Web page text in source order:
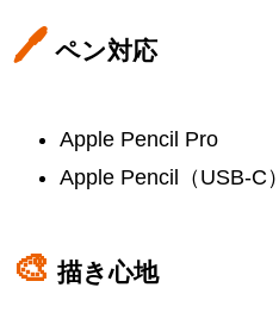
🖊 ペン対応
Apple Pencil Pro
Apple Pencil（USB-C）
🎨 描き心地